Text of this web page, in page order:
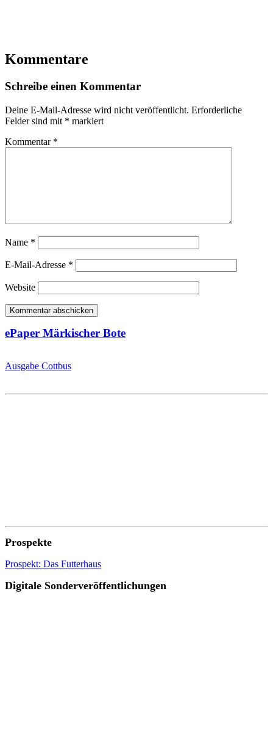
Kommentare
Schreibe einen Kommentar
Deine E-Mail-Adresse wird nicht veröffentlicht. Erforderliche
Felder sind mit * markiert
Kommentar *
Name *
E-Mail-Adresse *
Website
ePaper Märkischer Bote
Ausgabe Cottbus
Prospekte
Prospekt: Das Futterhaus
Digitale Sonderveröffentlichungen